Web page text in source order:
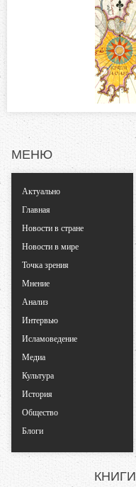
л
ь
н
е
в
л
а
МЕНЮ
Актуально
Главная
Новости в стране
Новости в мире
Точка зрения
Мнение
Анализ
Интервью
Исламоведение
Медиа
Культура
История
Общество
Блоги
КНИГИ